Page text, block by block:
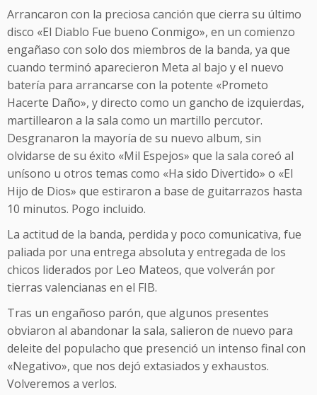
Arrancaron con la preciosa canción que cierra su último
disco «El Diablo Fue bueno Conmigo», en un comienzo
engañaso con solo dos miembros de la banda, ya que
cuando terminó aparecieron Meta al bajo y el nuevo
batería para arrancarse con la potente «Prometo
Hacerte Daño», y directo como un gancho de izquierdas,
martillearon a la sala como un martillo percutor.
Desgranaron la mayoría de su nuevo album, sin
olvidarse de su éxito «Mil Espejos» que la sala coreó al
unísono u otros temas como «Ha sido Divertido» o «El
Hijo de Dios» que estiraron a base de guitarrazos hasta
10 minutos. Pogo incluido.
La actitud de la banda, perdida y poco comunicativa, fue
paliada por una entrega absoluta y entregada de los
chicos liderados por Leo Mateos, que volverán por
tierras valencianas en el FIB.
Tras un engañoso parón, que algunos presentes
obviaron al abandonar la sala, salieron de nuevo para
deleite del populacho que presenció un intenso final con
«Negativo», que nos dejó extasiados y exhaustos.
Volveremos a verlos.